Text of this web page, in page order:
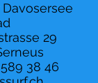
29
589 38 46